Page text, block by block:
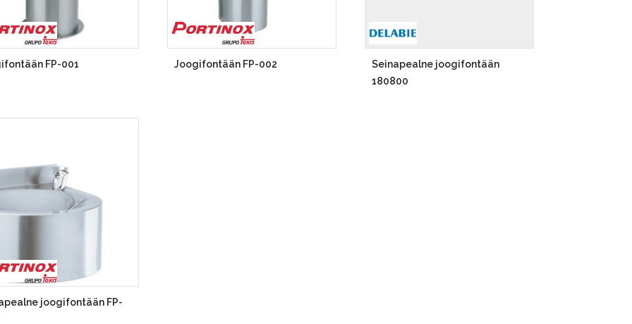
FP-001 Joogifontään FP-002
Seinapealne joogifontään
180800
joogifontään FP-